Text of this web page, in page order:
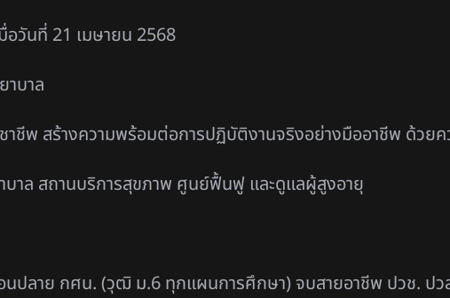
อวันที่ 21 เมษายน 2568
าบาล
ชีพ สร้างความพร้อมต่อการปฏิบัติงานจริงอย่างมืออาชีพ ด้วยค
บาล สถานบริการสุขภาพ ศูนย์ฟื้นฟู และดูแลผู้สูงอายุ
นปลาย กศน. (วุฒิ ม.6 ทุกแผนการศึกษา)จบสายอาชีพ ปวช. ปว